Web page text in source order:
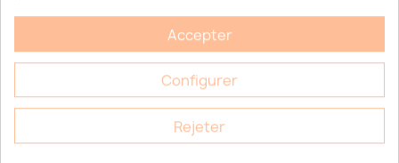
Accepter
Configurer
Rejeter